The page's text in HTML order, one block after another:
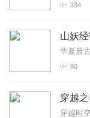
334
山妖
华夏最
80
穿越
穿越时